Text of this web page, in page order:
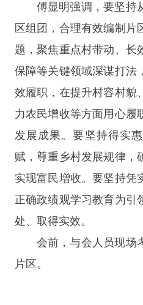
傅显明强调，要坚持
区组团，合理有效编制片
题，聚焦重点村带动、长
保障等关键领域深谋打法
效履职，在提升村容村貌
力农民增收等方面用心履
发展成果。要坚持得实
赋，尊重乡村发展规律，
实现富民增收。要坚持凭
正确政绩观学习教育为引
处、取得实效。
会前，与会人员现场
片区。